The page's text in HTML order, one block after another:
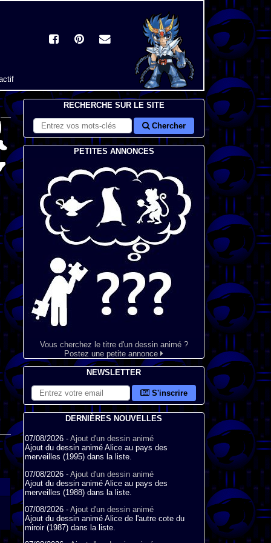
RECHERCHE SUR LE SITE
Chercher
PETITES ANNONCES
Vous cherchez le titre d'un dessin animé ?
Postez une petite annonce
NEWSLETTER
S'inscrire
DERNIÈRES NOUVELLES
07/08/2026 - Ajout d'un dessin animé
Ajout du dessin animé Alice au pays des
merveilles (1995) dans la liste.
07/08/2026 - Ajout d'un dessin animé
Ajout du dessin animé Alice au pays des
merveilles (1988) dans la liste.
07/08/2026 - Ajout d'un dessin animé
Ajout du dessin animé Alice de l'autre cote du
miroir (1987) dans la liste.